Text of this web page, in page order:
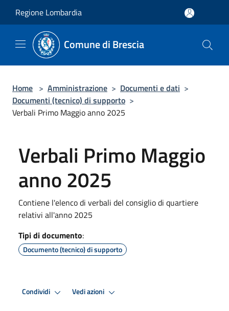
Regione Lombardia
Comune di Brescia
Home > Amministrazione > Documenti e dati >
Documenti (tecnico) di supporto >
Verbali Primo Maggio anno 2025
Verbali Primo Maggio
anno 2025
Contiene l'elenco di verbali del consiglio di quartiere
relativi all'anno 2025
Tipi di documento:
Documento (tecnico) di supporto
Condividi Vedi azioni